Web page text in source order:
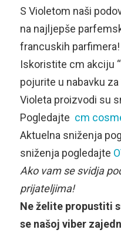
S Violetom naši
na najljepše
francuskih parfimera!
Iskoristite cm akciju
pojurite u nabavku
Violeta proizvodi su
Pogledajte cm
Aktuelna sniženja
sniženja pogledajte
Ako vam se svidja
prijateljima!
Ne želite propustiti
se našoj viber